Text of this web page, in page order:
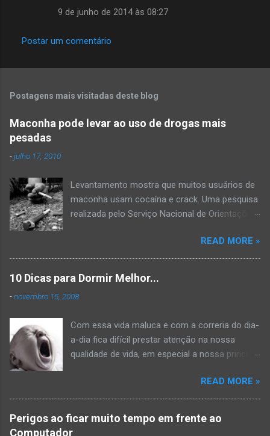
9 de junho de 2014 às 08:27
Postar um comentário
Postagens mais visitadas deste blog
Maconha pode levar ao uso de drogas mais
pesadas
-julho 17, 2010
Levantamento mostra que muitos usuários de
maconha usam cocaína e crack. Uma pesquisa
realizada pelo Serviço Nacional de Orientações
Indevido de Drogas (VIVAVOZ) mostra que a
maconha é a porta de entrada para o uso de
drogas mais pesadas. A pesquisa mostra que
de maconha também costumavam consumir
entrevistados muitos já notavam que já tinham
comprometimento ou dificuldade para executar
algumas tarefas, algum problema de memória
sexualidade. Além disso, a pesquisa mostra
que o tabaco, e principalmente o álcool, que é
utilizado de maneira bastante permissiva no
Brasil, levam ao consumo de drogas ilícitas. Se
READ MORE »
10 Dicas para Dormir Melhor...
-novembro 15, 2008
Com essa vida maluca e com a correria do dia-
a-dia fica difícil prestar atenção na nossa
qualidade de vida, em especial a nossa principal
problemas contribuem para que a sua noite se
torne mal dormida como por exemplo a
insônia. Essas 10 dicas servem para você
evitar ficar sem dormir, e melhorar não só o
READ MORE »
Perigos ao ficar muito tempo em frente ao
Computador